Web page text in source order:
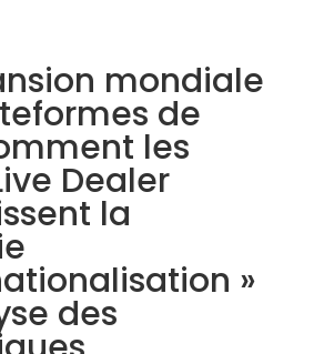
mondiale
de
les
Dealer
la
»
des